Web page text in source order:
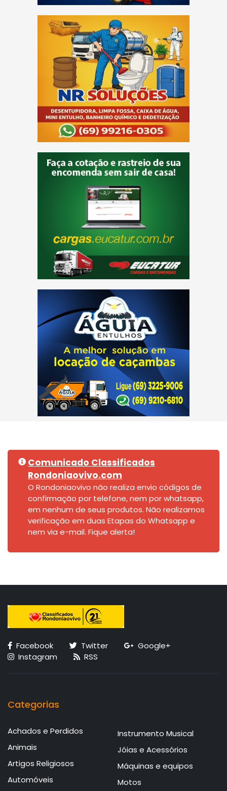
Comunicado Classificados
Rondoniaovivo.com
O Rondoniaovivo não realiza envio códigos de
confirmação por telefone, nem por whatsapp,
em nenhum de seus produtos. Não realizamos
verificação em duas Etapas do Whatsapp e
nem via e-mail. Fique alerta!
Facebook Twitter
Google+
Instagram
RSS
Categorias
Achados e Perdidos
Animais
Artigos Religiosos
Automóveis
Instrumento Musical
Jóias e Acessórios
Máquinas e equipos
Motos